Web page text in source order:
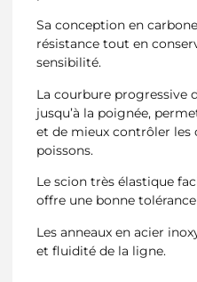
Sa conception en
résistance tout en
sensibilité.
La courbure progressive
jusqu’à la poignée,
et de mieux contrôler les
poissons.
Le scion très élastique
offre une bonne
Les anneaux en acier
et fluidité de la ligne.